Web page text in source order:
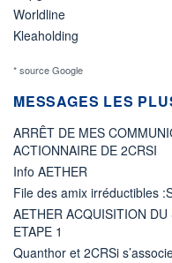
Worldline
Kleaholding
* source Google
MESSAGES LES
ARRÊT DE MES
ACTIONNAIRE DE 2CRSI
Info AETHER
File des amix irréductibles
AETHER ACQUISITION
ETAPE 1
Quanthor et 2CRSi